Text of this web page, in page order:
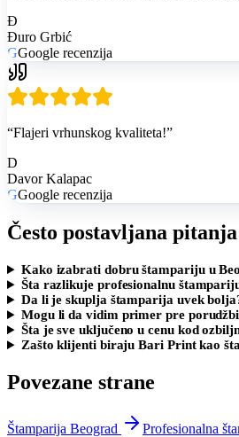
Đ
Đuro Grbić
GGoogle recenzija
“Flajeri vrhunskog kvaliteta!”
D
Davor Kalapac
GGoogle recenzija
Često postavljana pitanja
Kako izabrati dobru štampariju u
Šta razlikuje profesionalnu
Da li je skuplja štamparija uvek
Mogu li da vidim primer pre
Šta je sve uključeno u cenu kod
Zašto klijenti biraju Bari Print kao
Povezane strane
Štamparija Beograd
Profesionalna